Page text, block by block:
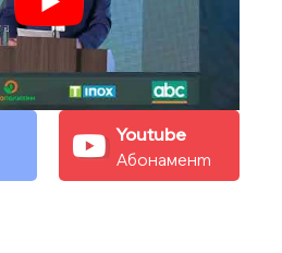
Youtube
Абонамент